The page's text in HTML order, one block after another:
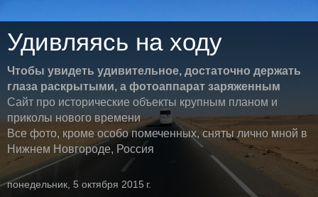
Удивляясь на ходу
Чтобы увидеть удивительное, достаточно держать
глаза раскрытыми, а фотоаппарат заряженным
Сайт про исторические объекты крупным планом и
приколы нового времени
Все фото, кроме особо помеченных, сняты лично мной в
Нижнем Новгороде, Россия
понедельник, 5 октября 2015 г.